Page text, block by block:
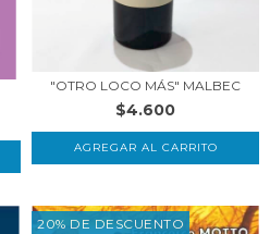
"OTRO LOCO MÁS" MALBEC
$4.600
20% DE DESCUENTO